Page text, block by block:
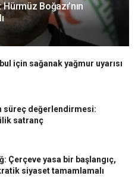
Boğazı’nın
için sağanak yağmur uyarısı
süreç değerlendirmesi:
satranç
Çerçeve yasa bir başlangıç,
siyaset tamamlamalı